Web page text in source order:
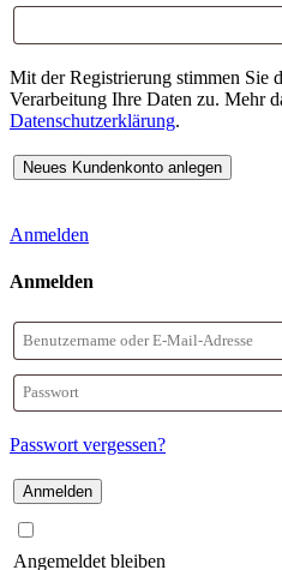
Mit der Registrierung stimmen Sie
Verarbeitung Ihre Daten zu. Mehr
Datenschutzerklärung.
Anmelden
Anmelden
Benutzername
oder
E-
Mail-
Adresse
Passwort
Passwort vergessen?
Angemeldet bleiben